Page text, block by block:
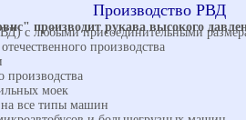
Производство РВД
производит рукава высокого
с любыми присоединительными
производства
производства
моек
на все типы машин